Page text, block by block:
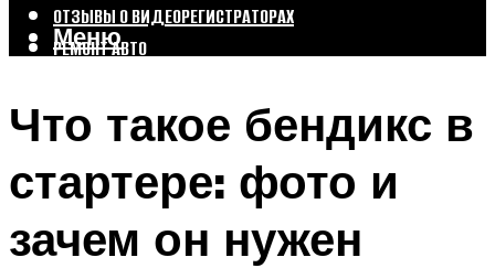
ОТЗЫВЫ О ВИДЕОРЕГИСТРАТОРАХ
РЕМОНТ АВТО
Меню
Что такое бендикс в
стартере: фото и
зачем он нужен